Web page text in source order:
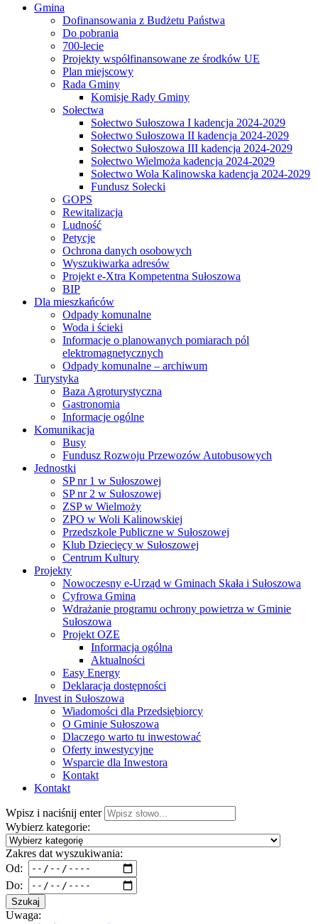
Gmina
Dofinansowania z Budżetu Państwa
Do pobrania
700-lecie
Projekty współfinansowane ze środków UE
Plan miejscowy
Rada Gminy
Komisje Rady Gminy
Sołectwa
Sołectwo Sułoszowa I kadencja 2024-2029
Sołectwo Sułoszowa II kadencja 2024-2029
Sołectwo Sułoszowa III kadencja 2024-2029
Sołectwo Wielmoża kadencja 2024-2029
Sołectwo Wola Kalinowska kadencja 2024-2029
Fundusz Sołecki
GOPS
Rewitalizacja
Ludność
Petycje
Ochrona danych osobowych
Wyszukiwarka adresów
Projekt e-Xtra Kompetentna Sułoszowa
BIP
Dla mieszkańców
Odpady komunalne
Woda i ścieki
Informacje o planowanych pomiarach pól
elektromagnetycznych
Odpady komunalne – archiwum
Turystyka
Baza Agroturystyczna
Gastronomia
Informacje ogólne
Komunikacja
Busy
Fundusz Rozwoju Przewozów Autobusowych
Jednostki
SP nr 1 w Sułoszowej
SP nr 2 w Sułoszowej
ZSP w Wielmoży
ZPO w Woli Kalinowskiej
Przedszkole Publiczne w Sułoszowej
Klub Dziecięcy w Sułoszowej
Centrum Kultury
Projekty
Nowoczesny e-Urząd w Gminach Skała i Sułoszowa
Cyfrowa Gmina
Wdrażanie programu ochrony powietrza w Gminie
Sułoszowa
Projekt OZE
Informacja ogólna
Aktualności
Easy Energy
Deklaracja dostępności
Invest in Sułoszowa
Wiadomości dla Przedsiębiorcy
O Gminie Sułoszowa
Dlaczego warto tu inwestować
Oferty inwestycyjne
Wsparcie dla Inwestora
Kontakt
Kontakt
Wpisz i naciśnij enter
Wybierz kategorie:
Zakres dat wyszukiwania:
Od:
Do:
Szukaj
Uwaga: